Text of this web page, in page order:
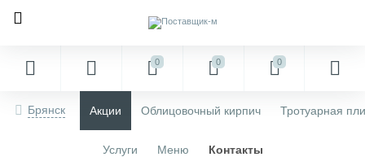
0 0 0
Брянск Акции Облицовочный кирпич Тротуарная
Услуги Меню Контакты